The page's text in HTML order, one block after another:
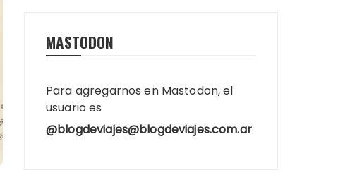
MASTODON
Para agregarnos en Mastodon, el
usuario es
@blogdeviajes@blogdeviajes.com.ar